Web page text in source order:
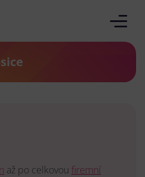
až po celkovou firemní